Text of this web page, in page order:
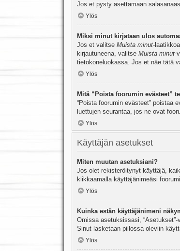
Jos et pysty asettamaan
Ylös
Miksi minut kirjataan ulos
Jos et valitse Muista minut-
kirjautuneena, valitse Muista minut-
tietokoneluokassa. Jos et näe tätä
Ylös
Mitä “Poista foorumin evästeet”
“Poista foorumin evästeet” poistaa
luettujen seurantaa, jos ne ovat
Ylös
Käyttäjän asetukset
Miten muutan asetuksiani?
Jos olet rekisteröitynyt käyttäjä,
klikkaamalla käyttäjänimeäsi
Ylös
Kuinka estän käyttäjänimeni
Omissa asetuksissasi,
Sinut lasketaan piilossa oleviin
Ylös